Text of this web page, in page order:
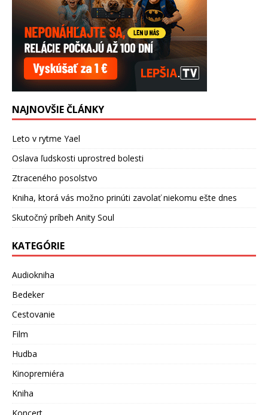
NAJNOVŠIE ČLÁNKY
Leto v rytme Yael
Oslava ľudskosti uprostred bolesti
Ztraceného posolstvo
Kniha, ktorá vás možno prinúti zavolať niekomu ešte dnes
Skutočný príbeh Anity Soul
KATEGÓRIE
Audiokniha
Bedeker
Cestovanie
Film
Hudba
Kinopremiéra
Kniha
Koncert